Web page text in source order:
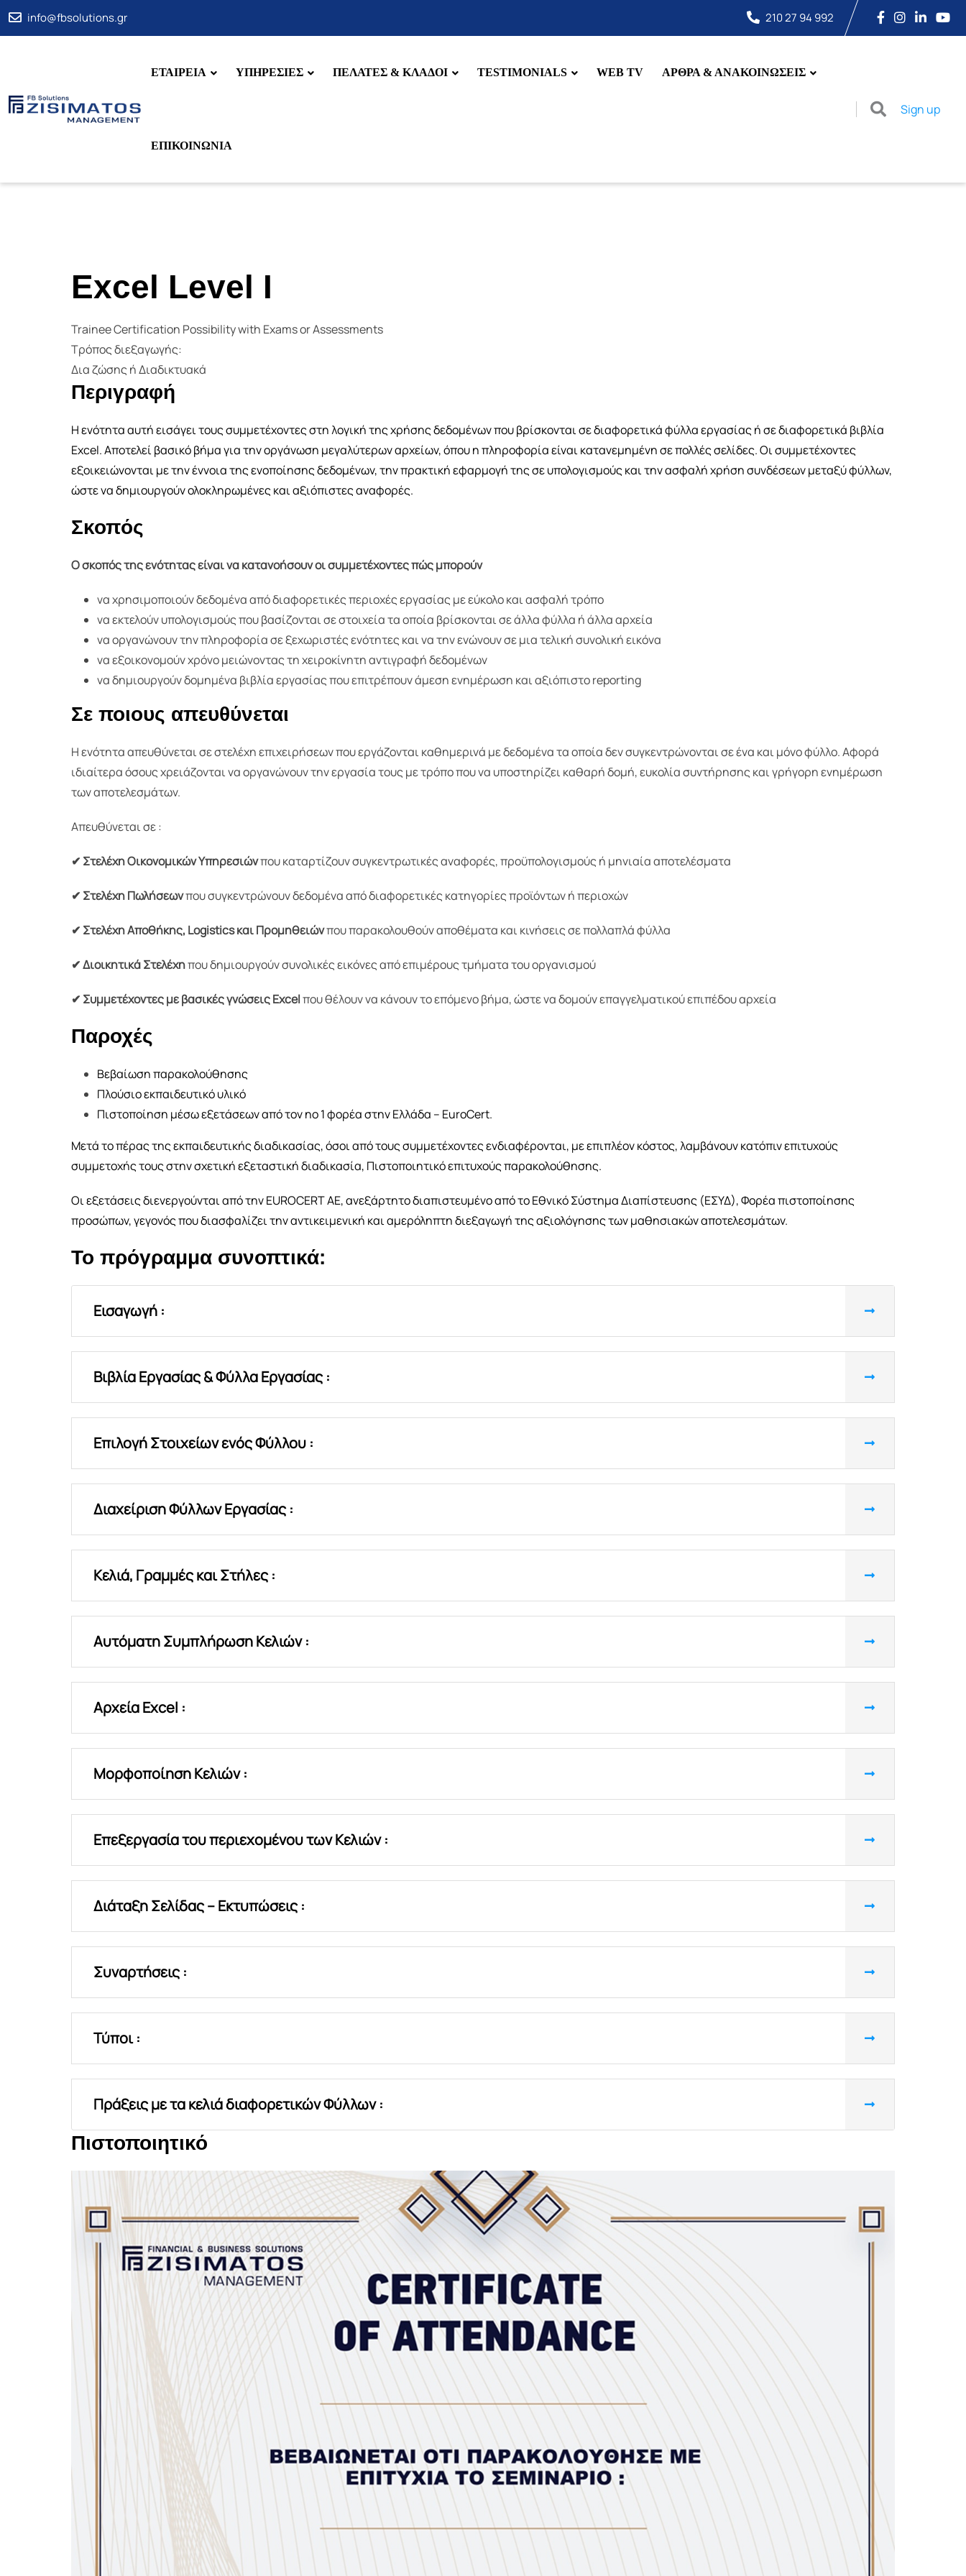
info@fbsolutions.gr 210 27 94 992
ΕΤΑΙΡΕΙΑ ΥΠΗΡΕΣΙΕΣ ΠΕΛΑΤΕΣ & ΚΛΑΔΟΙ TESTIMONIALS WEB TV ΑΡΘΡΑ & ΑΝΑΚΟΙΝΩΣΕΙΣ
ΕΠΙΚΟΙΝΩΝΙΑ
Sign up
Excel Level I
Trainee Certification Possibility with Exams or Assessments
Τρόπος διεξαγωγής:
Δια ζώσης ή Διαδικτυακά
Περιγραφή
Η ενότητα αυτή εισάγει τους συμμετέχοντες στη λογική της χρήσης δεδομένων που βρίσκονται σε διαφορετικά φύλλα εργασίας ή σε διαφορετικά βιβλία
Excel. Αποτελεί βασικό βήμα για την οργάνωση μεγαλύτερων αρχείων, όπου η πληροφορία είναι κατανεμημένη σε πολλές σελίδες. Οι συμμετέχοντες
εξοικειώνονται με την έννοια της ενοποίησης δεδομένων, την πρακτική εφαρμογή της σε υπολογισμούς και την ασφαλή χρήση συνδέσεων μεταξύ φύλλων,
ώστε να δημιουργούν ολοκληρωμένες και αξιόπιστες αναφορές.
Σκοπός
Ο σκοπός της ενότητας είναι να κατανοήσουν οι συμμετέχοντες πώς μπορούν
να χρησιμοποιούν δεδομένα από διαφορετικές περιοχές εργασίας με εύκολο και ασφαλή τρόπο
να εκτελούν υπολογισμούς που βασίζονται σε στοιχεία τα οποία βρίσκονται σε άλλα φύλλα ή άλλα αρχεία
να οργανώνουν την πληροφορία σε ξεχωριστές ενότητες και να την ενώνουν σε μια τελική συνολική εικόνα
να εξοικονομούν χρόνο μειώνοντας τη χειροκίνητη αντιγραφή δεδομένων
να δημιουργούν δομημένα βιβλία εργασίας που επιτρέπουν άμεση ενημέρωση και αξιόπιστο reporting
Σε ποιους απευθύνεται
Η ενότητα απευθύνεται σε στελέχη επιχειρήσεων που εργάζονται καθημερινά με δεδομένα τα οποία δεν συγκεντρώνονται σε ένα και μόνο φύλλο. Αφορά
ιδιαίτερα όσους χρειάζονται να οργανώνουν την εργασία τους με τρόπο που να υποστηρίζει καθαρή δομή, ευκολία συντήρησης και γρήγορη ενημέρωση
των αποτελεσμάτων.
Απευθύνεται σε :
✔ Στελέχη Οικονομικών Υπηρεσιώνπου καταρτίζουν συγκεντρωτικές αναφορές, προϋπολογισμούς ή μηνιαία αποτελέσματα
✔ Στελέχη Πωλήσεωνπου συγκεντρώνουν δεδομένα από διαφορετικές κατηγορίες προϊόντων ή περιοχών
✔ Στελέχη Αποθήκης, Logistics και Προμηθειώνπου παρακολουθούν αποθέματα και κινήσεις σε πολλαπλά φύλλα
✔ Διοικητικά Στελέχηπου δημιουργούν συνολικές εικόνες από επιμέρους τμήματα του οργανισμού
✔ Συμμετέχοντες με βασικές γνώσεις Excelπου θέλουν να κάνουν το επόμενο βήμα, ώστε να δομούν επαγγελματικού επιπέδου αρχεία
Παροχές
Βεβαίωση παρακολούθησης
Πλούσιο εκπαιδευτικό υλικό
Πιστοποίηση μέσω εξετάσεων από τον no 1 φορέα στην Ελλάδα – EuroCert.
Μετά το πέρας της εκπαιδευτικής διαδικασίας, όσοι από τους συμμετέχοντες ενδιαφέρονται, με επιπλέον κόστος, λαμβάνουν κατόπιν επιτυχούς
συμμετοχής τους στην σχετική εξεταστική διαδικασία, Πιστοποιητικό επιτυχούς παρακολούθησης.
Οι εξετάσεις διενεργούνται από την EUROCERT AE, ανεξάρτητο διαπιστευμένο από το Εθνικό Σύστημα Διαπίστευσης (ΕΣΥΔ), Φορέα πιστοποίησης
προσώπων, γεγονός που διασφαλίζει την αντικειμενική και αμερόληπτη διεξαγωγή της αξιολόγησης των μαθησιακών αποτελεσμάτων.
Το πρόγραμμα συνοπτικά:
Εισαγωγή :
Βιβλία Εργασίας & Φύλλα Εργασίας :
Επιλογή Στοιχείων ενός Φύλλου :
Διαχείριση Φύλλων Εργασίας :
Κελιά, Γραμμές και Στήλες :
Αυτόματη Συμπλήρωση Κελιών :
Αρχεία Excel :
Μορφοποίηση Κελιών :
Επεξεργασία του περιεχομένου των Κελιών :
Διάταξη Σελίδας – Εκτυπώσεις :
Συναρτήσεις :
Τύποι :
Πράξεις με τα κελιά διαφορετικών Φύλλων :
Πιστοποιητικό